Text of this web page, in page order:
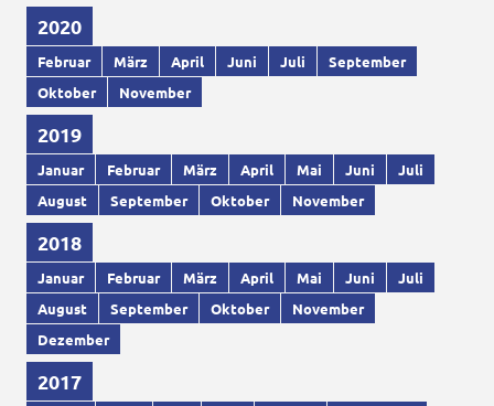
2020
Februar März April Juni Juli
September
Oktober
November
2019
Januar Februar März April Mai Juni
Juli
August
September Oktober November
2018
Januar Februar März April Mai Juni
Juli
August
September Oktober
November
Dezember
2017